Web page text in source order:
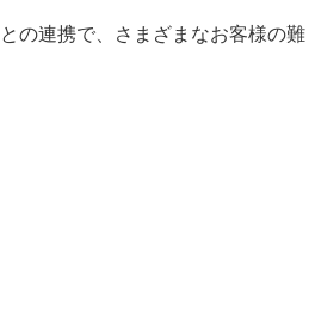
の連携で、さまざまなお客様の難